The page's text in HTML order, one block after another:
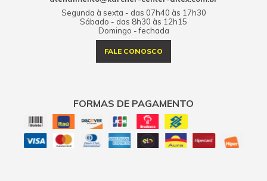
Segunda à sexta - das 07h40 às 17h30
Sábado - das 8h30 às 12h15
Domingo - fechada
FALE CONOSCO
FORMAS DE PAGAMENTO